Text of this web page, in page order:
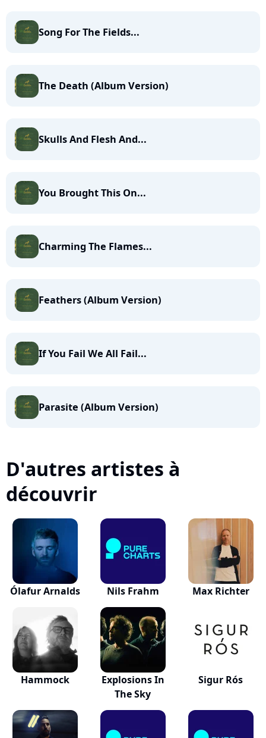
Song For The Fields...
The Death (Album Version)
Skulls And Flesh And...
You Brought This On...
Charming The Flames...
Feathers (Album Version)
If You Fail We All Fail...
Parasite (Album Version)
D'autres artistes à
découvrir
Ólafur Arnalds Nils Frahm Max Richter
Hammock
Explosions In
The Sky
Sigur Rós